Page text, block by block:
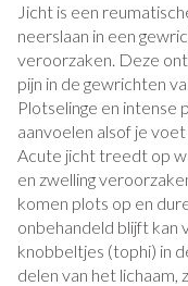
Jicht is een
neerslaan in een
veroorzaken. Deze
pijn in de gewrichten
Plotselinge en intense
aanvoelen alsof je
Acute jicht treedt op
en zwelling
komen plots op en
onbehandeld blijft kan
knobbeltjes (tophi) in
delen van het lichaam,